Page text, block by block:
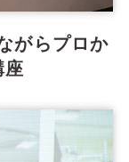
がらプロか